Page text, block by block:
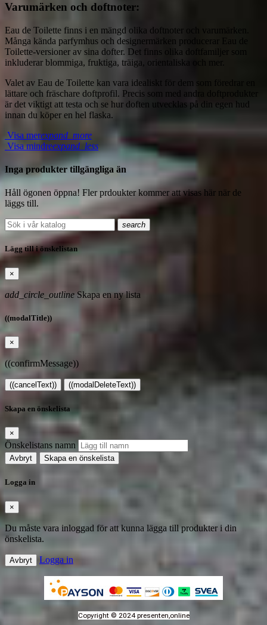
Varumärken och doftnoter:
Eau de Toilette finns i en mängd olika doftnoter och varumärken.
Många kända parfymhus och designermärken producerar Eau de
Toilette-versioner av sina dofter. Det finns olika doftfamiljer som
inkluderar blommiga, fruktiga, träiga, orientaliska och mer.
Valet av Eau de Toilette kan vara idealiskt för dem som föredrar en
lättare och fräschare doftprofil. Precis som med andra doftprodukter
är det viktigt att testa och se hur doften utvecklas på din egen hud
innan du köper en hel flaska.
Visa merexpand_more
Visa mindreexpand_less
Inga produkter tillgängliga än
Håll ögonen öppna! Fler prdoukter kommer att visas här när de
läggs till.
search
Lägg till i önskelistan
×
add_circle_outline Skapa en ny lista
((modalTitle))
×
((confirmMessage))
((cancelText)) ((modalDeleteText))
Skapa en önskelista
×
Önskelistans namn
Avbryt Skapa en önskelista
Logga in
×
Du måste vara inloggad för att kunna lägga till produkter i din
önskelista.
Avbryt Logga in
Copyright © 2024 presenten,online